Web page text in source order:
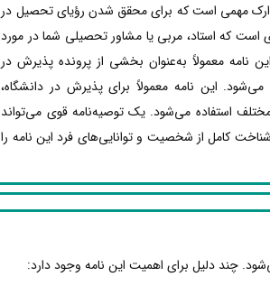
مهمی است که برای محقق شدن رؤیای تحصیل در
است که استاد، مربی یا مشاور تحصیلی شما در مورد
نامه معمولاً به‌عنوان بخشی از پرونده پذیرش در
این نامه معمولاً برای پذیرش در دانشگاه،
استفاده می‌شود. یک توصیه‌نامه قوی می‌تواند
کامل از شخصیت و توانایی‌های فرد این نامه را
چند دلیل برای اهمیت این نامه وجود دارد: